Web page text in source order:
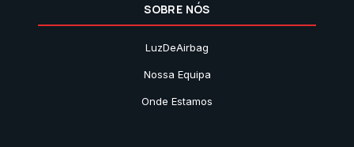
SOBRE NÓS
LuzDeAirbag
Nossa Equipa
Onde Estamos